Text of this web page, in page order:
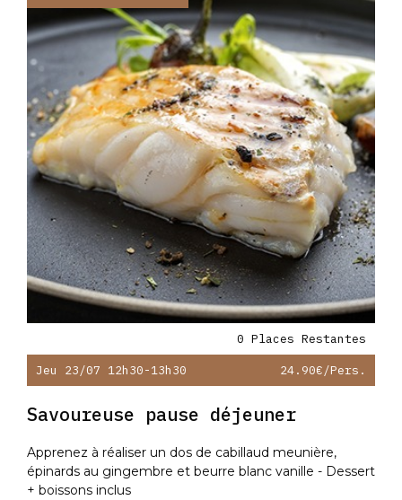
0 Places Restantes
Jeu 23/07 12h30-13h30 24.90€/pers.
Savoureuse pause déjeuner
Apprenez à réaliser un dos de cabillaud meunière,
épinards au gingembre et beurre blanc vanille - Dessert
+ boissons inclus